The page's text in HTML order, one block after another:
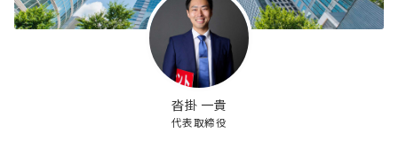
沓掛 一貴
代表取締役